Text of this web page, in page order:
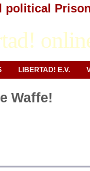
political
LIBERTAD! E.V.
Waffe!